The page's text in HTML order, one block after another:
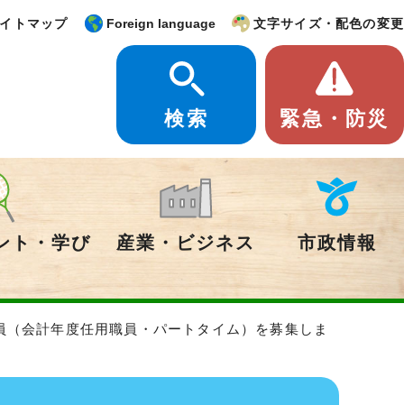
トマップ Foreign language 文字サイズ・配色の変更
検索 緊急・防災
ト・学び 産業・ビジネス 市政情報
会計年度任用職員・パートタイム）を募集しま